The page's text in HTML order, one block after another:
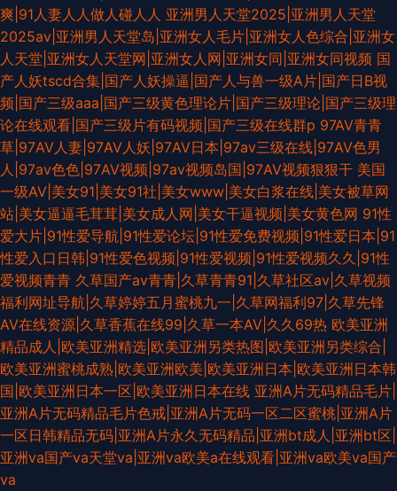
爽|91人妻人人做人碰人人 亚洲男人天堂2025|亚洲男人天堂
2025av|亚洲男人天堂岛|亚洲女人毛片|亚洲女人色综合|亚洲女
人天堂|亚洲女人天堂网|亚洲女人网|亚洲女同|亚洲女同视频 国
产人妖tscd合集|国产人妖操逼|国产人与兽一级A片|国产日B视
频|国产三级aaa|国产三级黄色理论片|国产三级理论|国产三级理
论在线观看|国产三级片有码视频|国产三级在线群p 97AV青青
草|97AV人妻|97AV人妖|97AV日本|97av三级在线|97AV色男
人|97av色色|97AV视频|97av视频岛国|97AV视频狠狠干 美国
一级AV|美女91|美女91社|美女www|美女白浆在线|美女被草网
站|美女逼逼毛茸茸|美女成人网|美女干逼视频|美女黄色网 91性
爱大片|91性爱导航|91性爱论坛|91性爱免费视频|91性爱日本|91
性爱入口日韩|91性爱色视频|91性爱视频|91性爱视频久久|91性
爱视频青青 久草国产av青青|久草青青91|久草社区av|久草视频
福利网址导航|久草婷婷五月蜜桃九一|久草网福利97|久草先锋
AV在线资源|久草香蕉在线99|久草一本AV|久久69热 欧美亚洲
精品成人|欧美亚洲精选|欧美亚洲另类热图|欧美亚洲另类综合|
欧美亚洲蜜桃成熟|欧美亚洲欧美|欧美亚洲日本|欧美亚洲日本韩
国|欧美亚洲日本一区|欧美亚洲日本在线 亚洲A片无码精品毛片|
亚洲A片无码精品毛片色戒|亚洲A片无码一区二区蜜桃|亚洲A片
一区日韩精品无码|亚洲A片永久无码精品|亚洲bt成人|亚洲bt区|
亚洲va国产va天堂va|亚洲va欧美a在线观看|亚洲va欧美va国产
va